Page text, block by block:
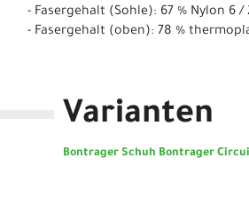
- Fasergehalt (Sohle): 67 % Nylon 6
- Fasergehalt (oben): 78 %
Varianten
Bontrager Schuh Bontrager